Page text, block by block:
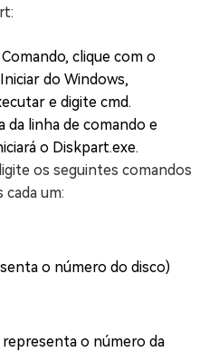
clique com o
do Windows,
e digite cmd.
da linha de comando e
o Diskpart.exe.
os seguintes comandos
um:
o número do disco)
o número da